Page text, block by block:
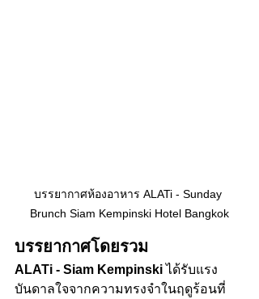
บรรยากาศห้องอาหาร ALATi - Sunday
Brunch Siam Kempinski Hotel Bangkok
บรรยากาศโดยรวม
ALATi - Siam Kempinski ได้รับแรง
บันดาลใจจากความทรงจำในฤดูร้อนที่